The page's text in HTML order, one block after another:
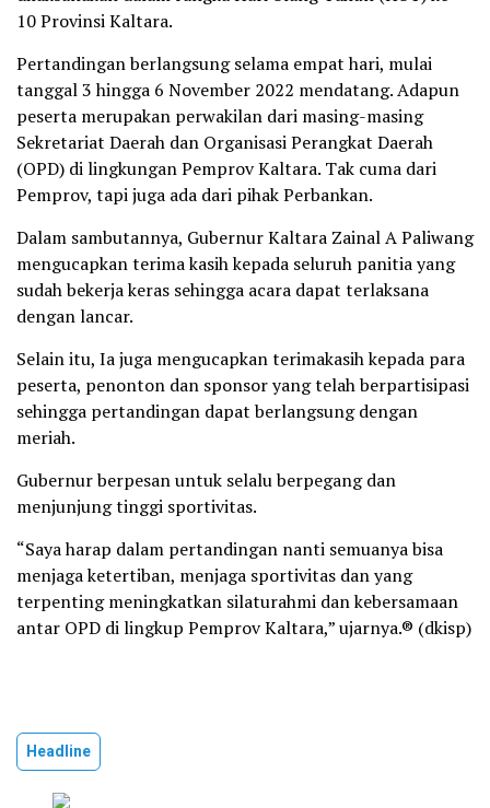
10 Provinsi Kaltara.
Pertandingan berlangsung selama empat hari, mulai
tanggal 3 hingga 6 November 2022 mendatang. Adapun
peserta merupakan perwakilan dari masing-masing
Sekretariat Daerah dan Organisasi Perangkat Daerah
(OPD) di lingkungan Pemprov Kaltara. Tak cuma dari
Pemprov, tapi juga ada dari pihak Perbankan.
Dalam sambutannya, Gubernur Kaltara Zainal A Paliwang
mengucapkan terima kasih kepada seluruh panitia yang
sudah bekerja keras sehingga acara dapat terlaksana
dengan lancar.
Selain itu, Ia juga mengucapkan terimakasih kepada para
peserta, penonton dan sponsor yang telah berpartisipasi
sehingga pertandingan dapat berlangsung dengan
meriah.
Gubernur berpesan untuk selalu berpegang dan
menjunjung tinggi sportivitas.
“Saya harap dalam pertandingan nanti semuanya bisa
menjaga ketertiban, menjaga sportivitas dan yang
terpenting meningkatkan silaturahmi dan kebersamaan
antar OPD di lingkup Pemprov Kaltara,” ujarnya.® (dkisp)
Headline